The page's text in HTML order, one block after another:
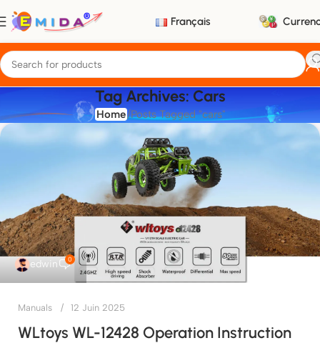
Français
Tag Archives: Cars
Home Posts Tagged "cars"
edwin 0
Manuals 12 Juin 2025
WLtoys WL-12428 Operation Instruction